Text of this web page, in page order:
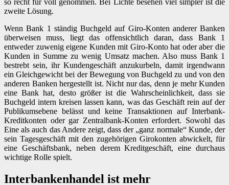
zweite Lösung.
Wenn Bank 1 ständig Buchgeld auf Giro-Konten anderer Banken
überweisen muss, liegt das offensichtlich daran, dass Bank 1
entweder zuwenig eigene Kunden mit Giro-Konto hat oder aber die
Kunden in Summe zu wenig Umsatz machen. Also muss Bank 1
bestrebt sein, ihr Kundengeschäft anzukurbeln, damit irgendwann
ein Gleichgewicht bei der Bewegung von Buchgeld zu und von den
anderen Banken hergestellt ist. Nicht nur das, denn je mehr Kunden
eine Bank hat, desto größer ist die Wahrscheinlichkeit, dass sie
Buchgeld intern kreisen lassen kann, was das Geschäft rein auf der
Publikumsebene belässt und keine Transaktionen auf Interbank-
Kreditkonten oder gar Zentralbank-Konten erfordert. Sowohl das
Eine als auch das Andere zeigt, dass der „ganz normale“ Kunde, der
sein Tagesgeschäft mit den zugehörigen Girokonten abwickelt, für
eine Geschäftsbank, neben derem Kreditgeschäft, eine durchaus
wichtige Rolle spielt.
Interbankenhandel ist mehr